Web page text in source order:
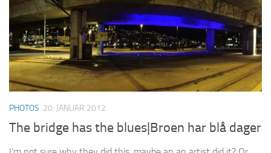
PHOTOS 20. JANUAR 2012
The bridge has the blues|Broen har blå dager